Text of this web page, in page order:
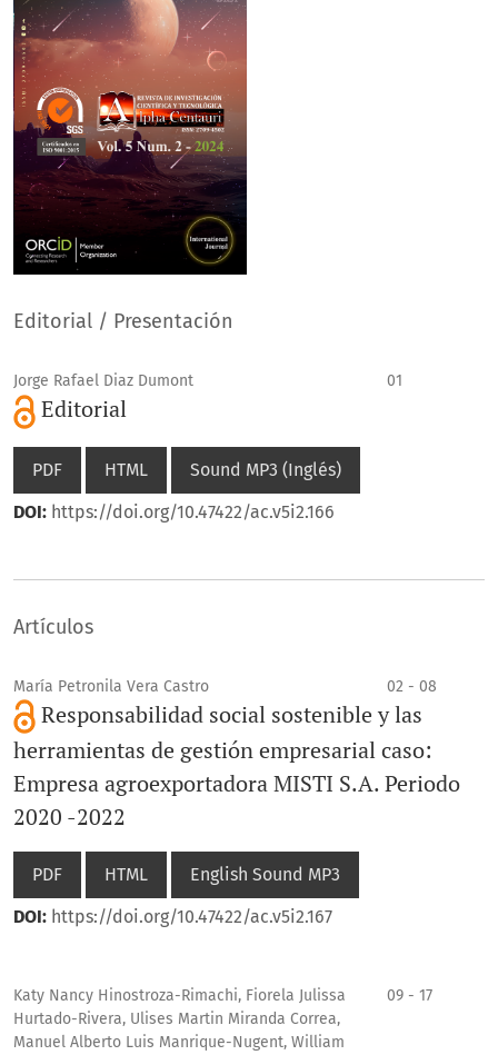
Editorial / Presentación
Jorge Rafael Diaz Dumont 01
Editorial
PDF HTML
Sound MP3 (Inglés)
DOI: https://doi.org/10.47422/ac.v5i2.166
Artículos
María Petronila Vera Castro 02 - 08
Responsabilidad social sostenible y las
herramientas de gestión empresarial caso:
Empresa agroexportadora MISTI S.A. Periodo
2020 -2022
PDF HTML
English Sound MP3
DOI: https://doi.org/10.47422/ac.v5i2.167
Katy Nancy Hinostroza-Rimachi, Fiorela Julissa
Hurtado-Rivera, Ulises Martin Miranda Correa,
Manuel Alberto Luis Manrique-Nugent, William
09 - 17